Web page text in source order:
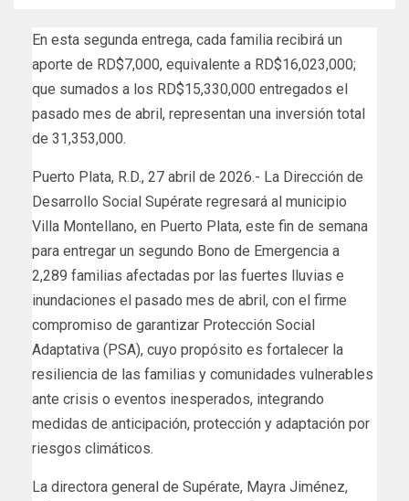
En esta segunda entrega, cada familia recibirá un
aporte de RD$7,000, equivalente a RD$16,023,000;
que sumados a los RD$15,330,000 entregados el
pasado mes de abril, representan una inversión total
de 31,353,000.
Puerto Plata, R.D., 27 abril de 2026.- La Dirección de
Desarrollo Social Supérate regresará al municipio
Villa Montellano, en Puerto Plata, este fin de semana
para entregar un segundo Bono de Emergencia a
2,289 familias afectadas por las fuertes lluvias e
inundaciones el pasado mes de abril, con el firme
compromiso de garantizar Protección Social
Adaptativa (PSA), cuyo propósito es fortalecer la
resiliencia de las familias y comunidades vulnerables
ante crisis o eventos inesperados, integrando
medidas de anticipación, protección y adaptación por
riesgos climáticos.
La directora general de Supérate, Mayra Jiménez,